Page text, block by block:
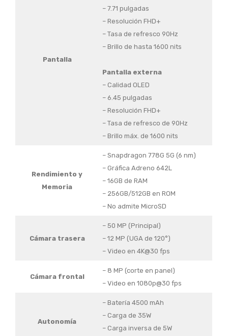
Pantalla
– 7.71 pulgadas
– Resolución FHD+
– Tasa de refresco 90Hz
– Brillo de hasta 1600 nits
Pantalla externa
– Calidad OLED
– 6.45 pulgadas
– Resolución FHD+
– Tasa de refresco de 90Hz
– Brillo máx. de 1600 nits
Rendimiento y
Memoria
– Snapdragon 778G 5G (6 nm)
– Gráfica Adreno 642L
– 16GB de RAM
– 256GB/512GB en ROM
– No admite MicroSD
Cámara trasera
– 50 MP (Principal)
– 12 MP (UGA de 120°)
– Video en 4K@30 fps
Cámara frontal
– 8 MP (corte en panel)
– Video en 1080p@30 fps
Autonomía
– Batería 4500 mAh
– Carga de 35W
– Carga inversa de 5W